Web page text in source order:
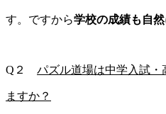
す。ですから学校の成績も自然
Q２ パズル道場は中学入試・
ますか？